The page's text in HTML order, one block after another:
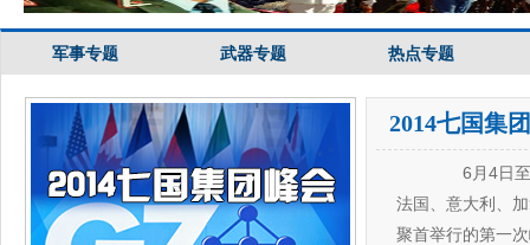
军事专题 武器专题 热点专题
2014七国集
6月4日至5
法国、意大利、
聚首举行的第一